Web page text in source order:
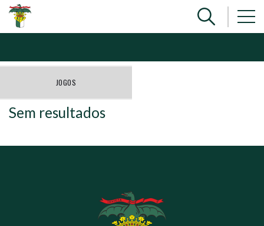
JOGOS
Sem resultados